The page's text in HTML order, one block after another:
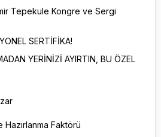
Tepekule Kongre ve Sergi
SERTİFİKA!
YERİNİZİ AYIRTIN, BU ÖZEL
Faktörü